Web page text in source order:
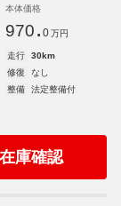
本体価格
970. 0 万円
走行
30km
修復
なし
整備
法定整備付
庫確認